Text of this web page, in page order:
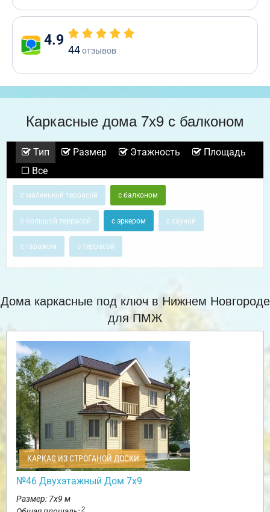
4.9
44отзывов
Каркасные дома 7х9 с балконом
Тип Размер Этажность
Площадь
Все
с маленькой террасой с балконом
с большой террасой с эркером с сауной
с гаражом с террасой
Дома каркасные под ключ в Нижнем Новгороде
для ПМЖ
КАРКАС ИЗ СТРОГАНОЙ ДОСКИ
№46 Двухэтажный Дом 7х9
Размер: 7х9 м
2